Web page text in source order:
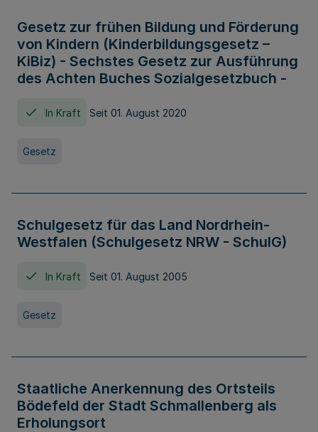
Gesetz zur frühen Bildung und Förderung
von Kindern (Kinderbildungsgesetz –
KiBiz) - Sechstes Gesetz zur Ausführung
des Achten Buches Sozialgesetzbuch -
In Kraft Seit 01. August 2020
Gesetz
Schulgesetz für das Land Nordrhein-
Westfalen (Schulgesetz NRW - SchulG)
In Kraft Seit 01. August 2005
Gesetz
Staatliche Anerkennung des Ortsteils
Bödefeld der Stadt Schmallenberg als
Erholungsort